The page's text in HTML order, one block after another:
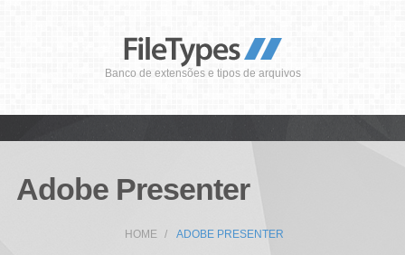
Banco de extensões e tipos de arquivos
Adobe Presenter
HOME ADOBE PRESENTER